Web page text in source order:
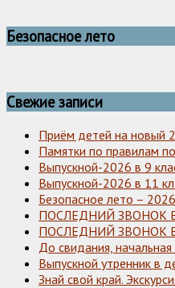
Безопасное лето
Свежие записи
Приём детей на новый
Памятки по правилам
Выпускной-2026 в 9
Выпускной-2026 в 11
Безопасное лето – 2026
ПОСЛЕДНИЙ ЗВОНОК
ПОСЛЕДНИЙ ЗВОНОК
До свидания,
Выпускной утренник в
Знай свой край.